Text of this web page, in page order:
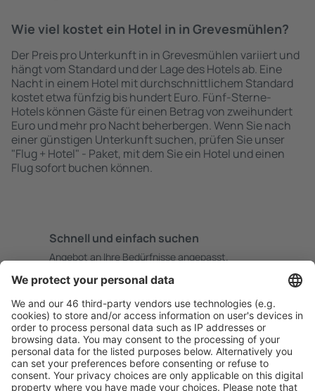
Wie viel kostet ein Hotel in in Grevesmühlen?
Der Preis pro Unterkunft in in Grevesmühlen variiert und
hängt vom Standard und der Lage des Hotels ab. Eine
Nacht in einem Hotel mit durchschnittlichem Standard
kostet etwa fünfzig bis hundert Euro. Fünf-Sterne-
Hotels können Gäste für einen Betrag von zweihundert
Euro und mehr pro Nacht beherbergen. Wenn Sie nach
einer günstigen Unterkunft suchen, prüfen Sie unser
"Flug + Hotel" - Paket, mit dem Sie ein Hotel und einen
Flug sofort buchen können.
Schnell und einfach suchen
Angebot an Ihre Bedürfnisse angepasst.
Sicher planen
Buchen ohne Sorgen mit einer kostenlosen
Stornierungsoption.
Mehr sparen
Attraktive Preise und Spezialangebote für eingeloggte